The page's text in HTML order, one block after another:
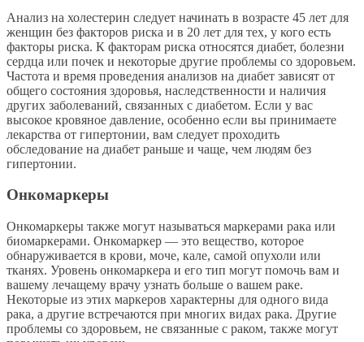
Анализ на холестерин следует начинать в возрасте 45 лет для
женщин без факторов риска и в 20 лет для тех, у кого есть
факторы риска. К факторам риска относятся диабет, болезни
сердца или почек и некоторые другие проблемы со здоровьем.
Частота и время проведения анализов на диабет зависят от
общего состояния здоровья, наследственности и наличия
других заболеваний, связанных с диабетом. Если у вас
высокое кровяное давление, особенно если вы принимаете
лекарства от гипертонии, вам следует проходить
обследование на диабет раньше и чаще, чем людям без
гипертонии.
Онкомаркеры
Онкомаркеры также могут называться маркерами рака или
биомаркерами. Онкомаркер — это вещество, которое
обнаруживается в крови, моче, кале, самой опухоли или
тканях. Уровень онкомаркера и его тип могут помочь вам и
вашему лечащему врачу узнать больше о вашем раке.
Некоторые из этих маркеров характерны для одного вида
рака, а другие встречаются при многих видах рака. Другие
проблемы со здоровьем, не связанные с раком, также могут